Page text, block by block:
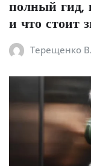
полный гид,
и что стоит
Терещенко